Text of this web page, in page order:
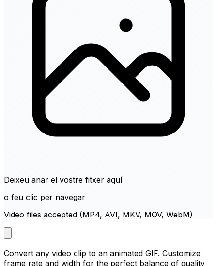
Deixeu anar el vostre fitxer aquí
o feu clic per navegar
Video files accepted (MP4, AVI, MKV, MOV, WebM)
Convert any video clip to an animated GIF. Customize
frame rate and width for the perfect balance of quality